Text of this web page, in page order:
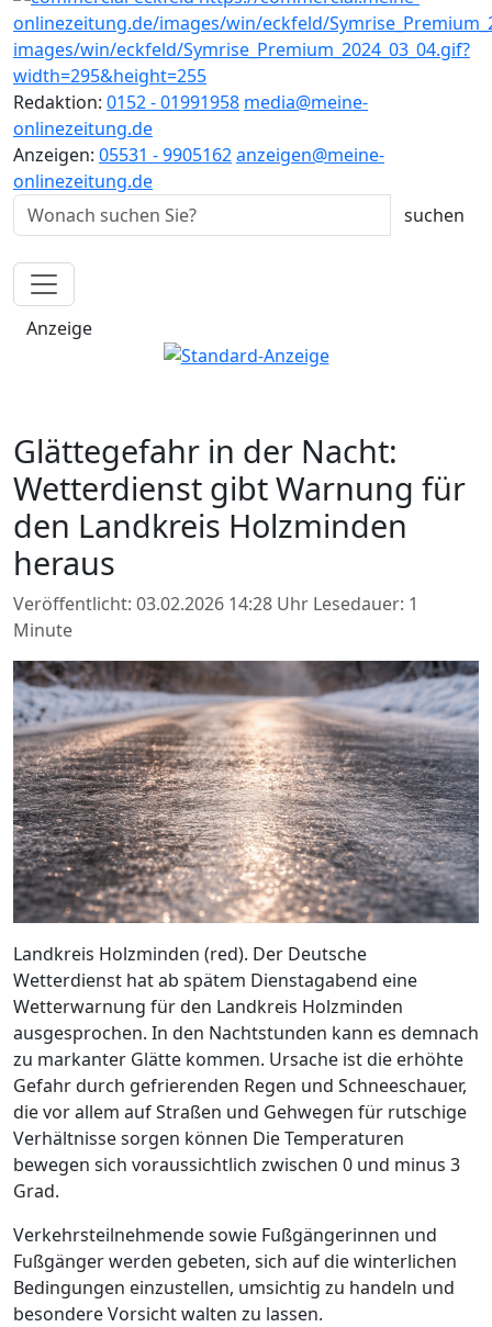
Redaktion: 0152 - 01991958 media@meine-
onlinezeitung.de
Anzeigen: 05531 - 9905162anzeigen@meine-
onlinezeitung.de
Anzeige
Glättegefahr in der Nacht:
Wetterdienst gibt Warnung für
den Landkreis Holzminden
heraus
Veröffentlicht: 03.02.2026 14:28 Uhr Lesedauer: 1
Minute
Landkreis Holzminden (red). Der Deutsche
Wetterdienst hat ab spätem Dienstagabend eine
Wetterwarnung für den Landkreis Holzminden
ausgesprochen. In den Nachtstunden kann es demnach
zu markanter Glätte kommen. Ursache ist die erhöhte
Gefahr durch gefrierenden Regen und Schneeschauer,
die vor allem auf Straßen und Gehwegen für rutschige
Verhältnisse sorgen können Die Temperaturen
bewegen sich voraussichtlich zwischen 0 und minus 3
Grad.
Verkehrsteilnehmende sowie Fußgängerinnen und
Fußgänger werden gebeten, sich auf die winterlichen
Bedingungen einzustellen, umsichtig zu handeln und
besondere Vorsicht walten zu lassen.